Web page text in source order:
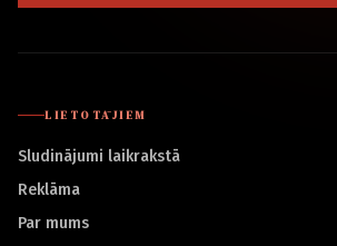
LIETOTĀJIEM
Sludinājumi laikrakstā
Reklāma
Par mums